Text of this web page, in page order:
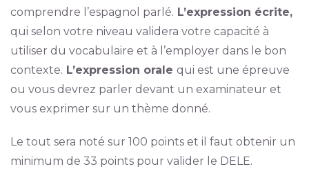
comprendre l’espagnol parlé. L’expression écrite,
qui selon votre niveau validera votre capacité à
utiliser du vocabulaire et à l’employer dans le bon
contexte. L’expression orale qui est une épreuve
ou vous devrez parler devant un examinateur et
vous exprimer sur un thème donné.
Le tout sera noté sur 100 points et il faut obtenir un
minimum de 33 points pour valider le DELE.